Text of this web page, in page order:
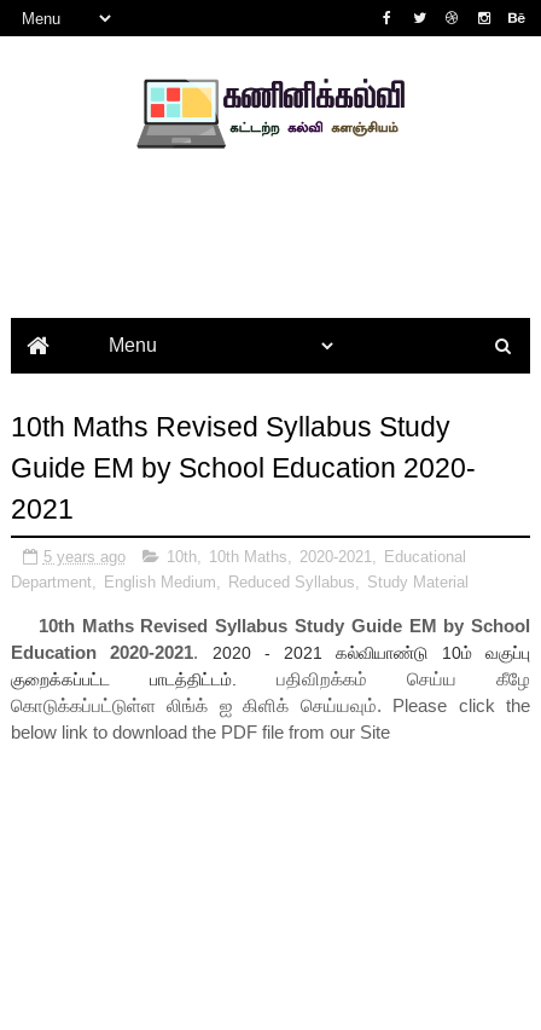
10th Maths Revised Syllabus Study
Guide EM by School Education 2020-
2021
5 years ago 10th, 10th Maths 2020-2021
Educational
Department
English Medium Reduced Syllabus Study Material
10th Maths Revised Syllabus Study Guide EM by School
Education 2020-2021. 2020 - 2021கல்வியாண்டு 10ம் வகுப்பு
குறைக்கப்பட்ட பாடத்திட்டம்.
பதிவிறக்கம் செய்ய கீழே
கொடுக்கப்பட்டுள்ள லிங்க் ஐ கிளிக் செய்யவும். Please click the
below link to download the PDF file from our Site